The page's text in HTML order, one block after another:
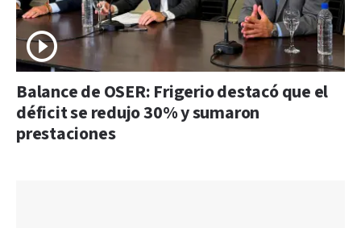
Balance de OSER: Frigerio destacó que el
déficit se redujo 30% y sumaron
prestaciones